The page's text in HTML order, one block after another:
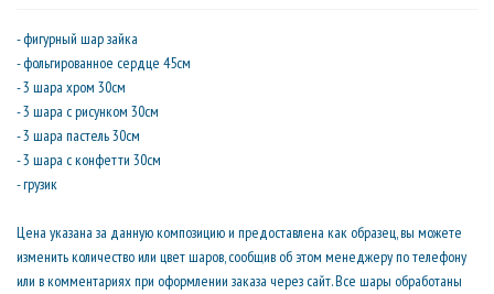
- фигурный шар зайка
- фольгированное сердце 45см
- 3 шара хром 30см
- 3 шара с рисунком 30см
- 3 шара пастель 30см
- 3 шара с конфетти 30см
- грузик
Цена указана за данную композицию и предоставлена как образец, вы можете
изменить количество или цвет шаров, сообщив об этом менеджеру по телефону
или в комментариях при оформлении заказа через сайт. Все шары обработаны